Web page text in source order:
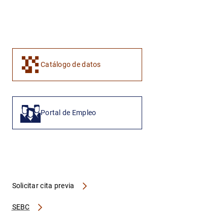
Catálogo de datos
Portal de Empleo
SEBC
Solicitar cita previa